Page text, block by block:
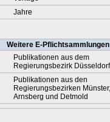
Jahre
Weitere E-Pflichtsammlungen
Publikationen aus dem
Regierungsbezirk Düsseldorf
Publikationen aus den
Regierungsbezirken Münster,
Arnsberg und Detmold